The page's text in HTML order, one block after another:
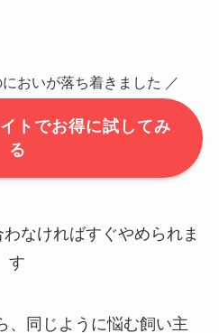
おいが落ち着きました ／
トでお得に試してみ
る
なければすぐやめられま
す
、同じように悩む飼い主